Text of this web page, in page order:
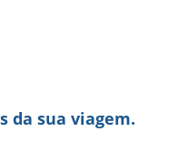
da sua viagem.